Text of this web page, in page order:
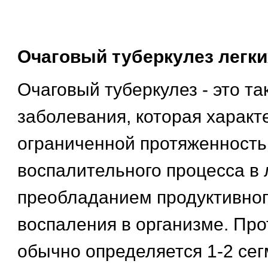
Очаговый туберкулез
Очаговый туберкулез - это
заболевания, которая
ограниченной
воспалительного процесса в
преобладанием
воспаления в организме.
обычно определяется 1-2